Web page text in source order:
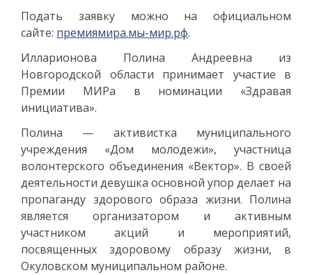
Подать заявку можно на официальном
сайте: премиямира.мы-мир.рф.
Илларионова Полина Андреевна из
Новгородской области принимает участие в
Премии МИРа в номинации «Здравая
инициатива».
Полина — активистка муниципального
учреждения «Дом молодежи», участница
волонтерского объединения «Вектор». В своей
деятельности девушка основной упор делает на
пропаганду здорового образа жизни. Полина
является организатором и активным
участником акций и мероприятий,
посвященных здоровому образу жизни, в
Окуловском муниципальном районе.